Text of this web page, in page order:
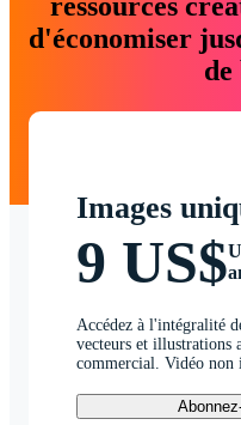
d'économiser
de
Images
9 US$
Accédez à l'intégralité
vecteurs et illustrations
commercial. Vidéo non